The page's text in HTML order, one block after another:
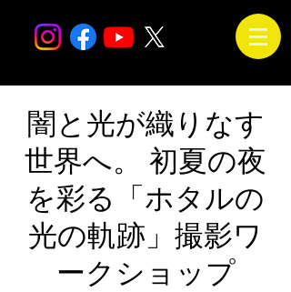
闇と光が織りなす
世界へ。 初夏の夜
を彩る「ホタルの
光の軌跡」撮影ワ
ークショップ